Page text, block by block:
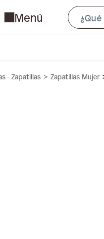
Menú
- Zapatillas Zapatillas Mujer